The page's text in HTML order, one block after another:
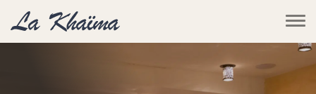
Skip to main content